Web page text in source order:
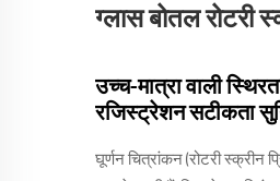
ग्लास बोतल रोटरी
उच्च-मात्रा वाली
रजिस्ट्रेशन सटीकता
घूर्णन चित्रांकन (रोटरी स्क्रीन